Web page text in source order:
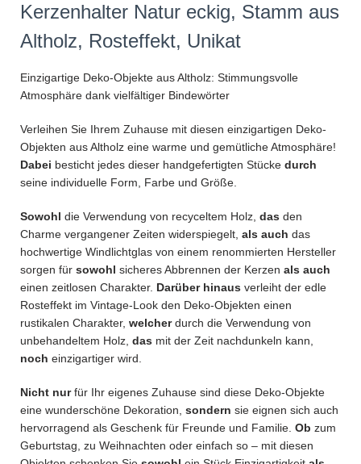
Kerzenhalter Natur eckig, Stamm aus
Altholz, Rosteffekt, Unikat
Einzigartige Deko-Objekte aus Altholz: Stimmungsvolle
Atmosphäre dank vielfältiger Bindewörter
Verleihen Sie Ihrem Zuhause mit diesen einzigartigen Deko-
Objekten aus Altholz eine warme und gemütliche Atmosphäre!
Dabei besticht jedes dieser handgefertigten Stücke durch
seine individuelle Form, Farbe und Größe.
Sowohl die Verwendung von recyceltem Holz, das den
Charme vergangener Zeiten widerspiegelt, als auch das
hochwertige Windlichtglas von einem renommierten Hersteller
sorgen für sowohl sicheres Abbrennen der Kerzen als auch
einen zeitlosen Charakter. Darüber hinaus verleiht der edle
Rosteffekt im Vintage-Look den Deko-Objekten einen
rustikalen Charakter, welcherdurch die Verwendung von
unbehandeltem Holz, das mit der Zeit nachdunkeln kann,
noch einzigartiger wird.
Nicht nurfür Ihr eigenes Zuhause sind diese Deko-Objekte
eine wunderschöne Dekoration, sondern sie eignen sich auch
hervorragend als Geschenk für Freunde und Familie. Ob zum
Geburtstag, zu Weihnachten oder einfach so – mit diesen